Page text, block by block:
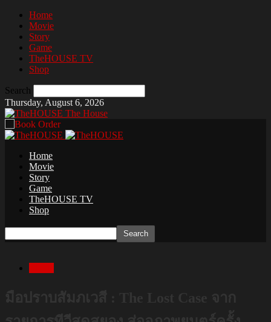
Home
Movie
Story
Game
TheHOUSE TV
Shop
Search
Thursday, August 6, 2026
The House
Home
Movie
Story
Game
TheHOUSE TV
Shop